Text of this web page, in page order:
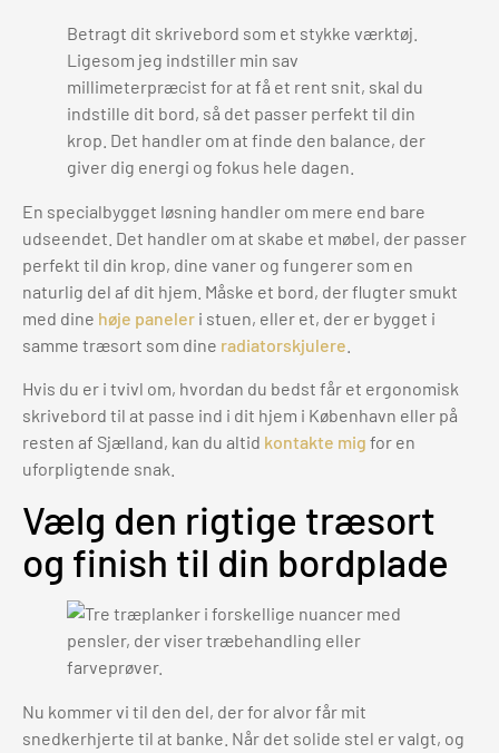
Betragt dit skrivebord som et stykke værktøj.
Ligesom jeg indstiller min sav
millimeterpræcist for at få et rent snit, skal du
indstille dit bord, så det passer perfekt til din
krop. Det handler om at finde den balance, der
giver dig energi og fokus hele dagen.
En specialbygget løsning handler om mere end bare
udseendet. Det handler om at skabe et møbel, der passer
perfekt til din krop, dine vaner og fungerer som en
naturlig del af dit hjem. Måske et bord, der flugter smukt
med dine høje paneler i stuen, eller et, der er bygget i
samme træsort som dine radiatorskjulere
Hvis du er i tvivl om, hvordan du bedst får et ergonomisk
skrivebord til at passe ind i dit hjem i København eller på
resten af Sjælland, kan du altid kontakte mig for en
uforpligtende snak.
Vælg den rigtige træsort
og finish til din bordplade
Nu kommer vi til den del, der for alvor får mit
snedkerhjerte til at banke. Når det solide stel er valgt, og